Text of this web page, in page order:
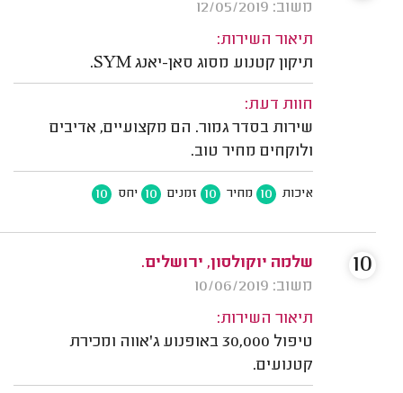
משוב: 12/05/2019
תיאור השירות:
תיקון קטנוע מסוג סאן-יאנג SYM.
חוות דעת:
שירות בסדר גמור. הם מקצועיים, אדיבים
ולוקחים מחיר טוב.
איכות 10 מחיר 10 זמנים 10 יחס 10
שלמה יוקולסון, ירושלים.
משוב: 10/06/2019
תיאור השירות:
טיפול 30,000 באופנוע ג'אווה ומכירת
קטנועים.
10